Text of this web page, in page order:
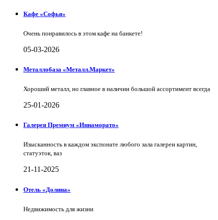
Кафе «Софья»
Очень понравилось в этом кафе на банкете!
05-03-2026
Металлобаза «Металл.Маркет»
Хороший металл, но главное в наличии большой ассортимент всегда
25-01-2026
Галерея Премиум «Иннаморато»
Изысканность в каждом экспонате любого зала галереи картин,
статуэток, ваз
21-11-2025
Отель «Долина»
Недвижимость для жизни